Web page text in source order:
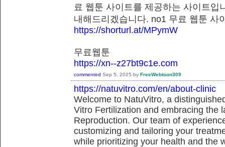
료 웹툰 사이트를 제공하는 사이트
내해드리겠습니다. no1 무료 웹툰
https://shorturl.at/MPymW
무료웹툰
https://xn--z27bt9c1e.com
commented Sep 5, 2025 by FreeWebtoon309
https://natuvitro.com/en/about-clinic
Welcome to NatuVitro, a
Vitro Fertilization and embracing the
Reproduction. Our team of
customizing and tailoring your
while prioritizing your health and the